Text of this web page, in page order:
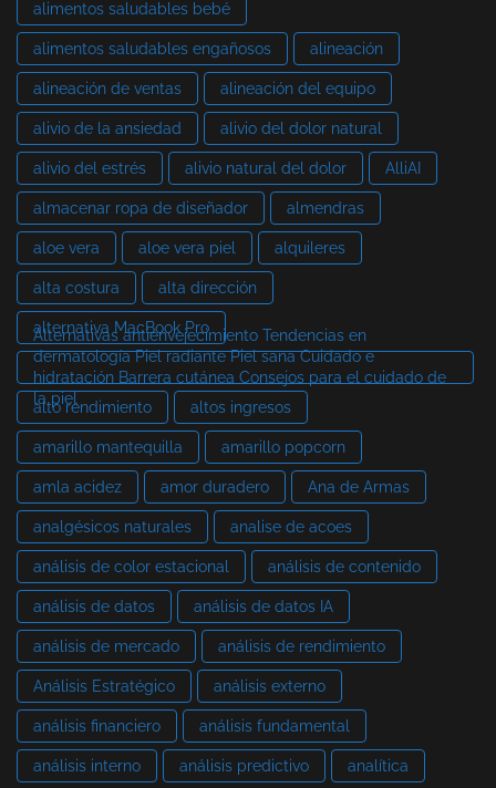
alimentos saludables bebé
alimentos saludables engañosos alineación
alineación de ventas alineación del equipo
alivio de la ansiedad alivio del dolor natural
alivio del estrés alivio natural del dolor AlliAI
almacenar ropa de diseñador almendras
aloe vera aloe vera piel alquileres
alta costura alta dirección
alternativa MacBook Pro
Alternativas antienvejecimiento Tendencias en
dermatología Piel radiante Piel sana Cuidado e
hidratación Barrera cutánea Consejos para el cuidado de
la piel
alto rendimiento altos ingresos
amarillo mantequilla amarillo popcorn
amla acidez amor duradero Ana de Armas
analgésicos naturales analise de acoes
análisis de color estacional análisis de contenido
análisis de datos análisis de datos IA
análisis de mercado análisis de rendimiento
Análisis Estratégico análisis externo
análisis financiero análisis fundamental
análisis interno análisis predictivo analítica